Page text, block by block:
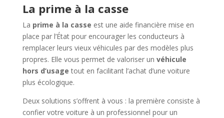
La prime à la casse
La prime à la casse est une aide financière mise en
place par l’État pour encourager les conducteurs à
remplacer leurs vieux véhicules par des modèles plus
propres. Elle vous permet de valoriser un véhicule
hors d’usage tout en facilitant l’achat d’une voiture
plus écologique.
Deux solutions s’offrent à vous : la première consiste à
confier votre voiture à un professionnel pour un